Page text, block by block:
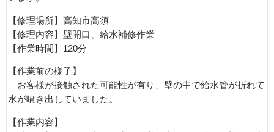
【修理場所】高知市高須
【修理内容】壁開口、給水補修作業
【作業時間】120分
【作業前の様子】
お客様が接触された可能性が有り、壁の中で給水管が折れて
水が噴き出していました。
【作業内容】